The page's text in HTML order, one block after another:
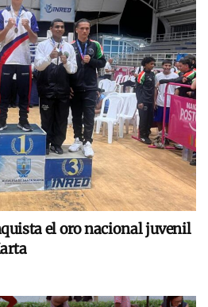
el oro nacional juvenil